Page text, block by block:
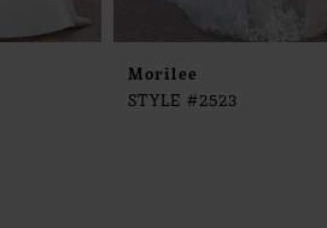
Morilee
STYLE #2523